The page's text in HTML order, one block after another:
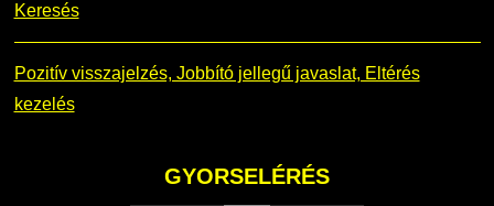
Keresés
Pozitív visszajelzés, Jobbító jellegű javaslat, Eltérés
kezelés
GYORSELÉRÉS